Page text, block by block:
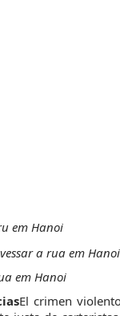
em Hanoi
em Hanoi
El crimen